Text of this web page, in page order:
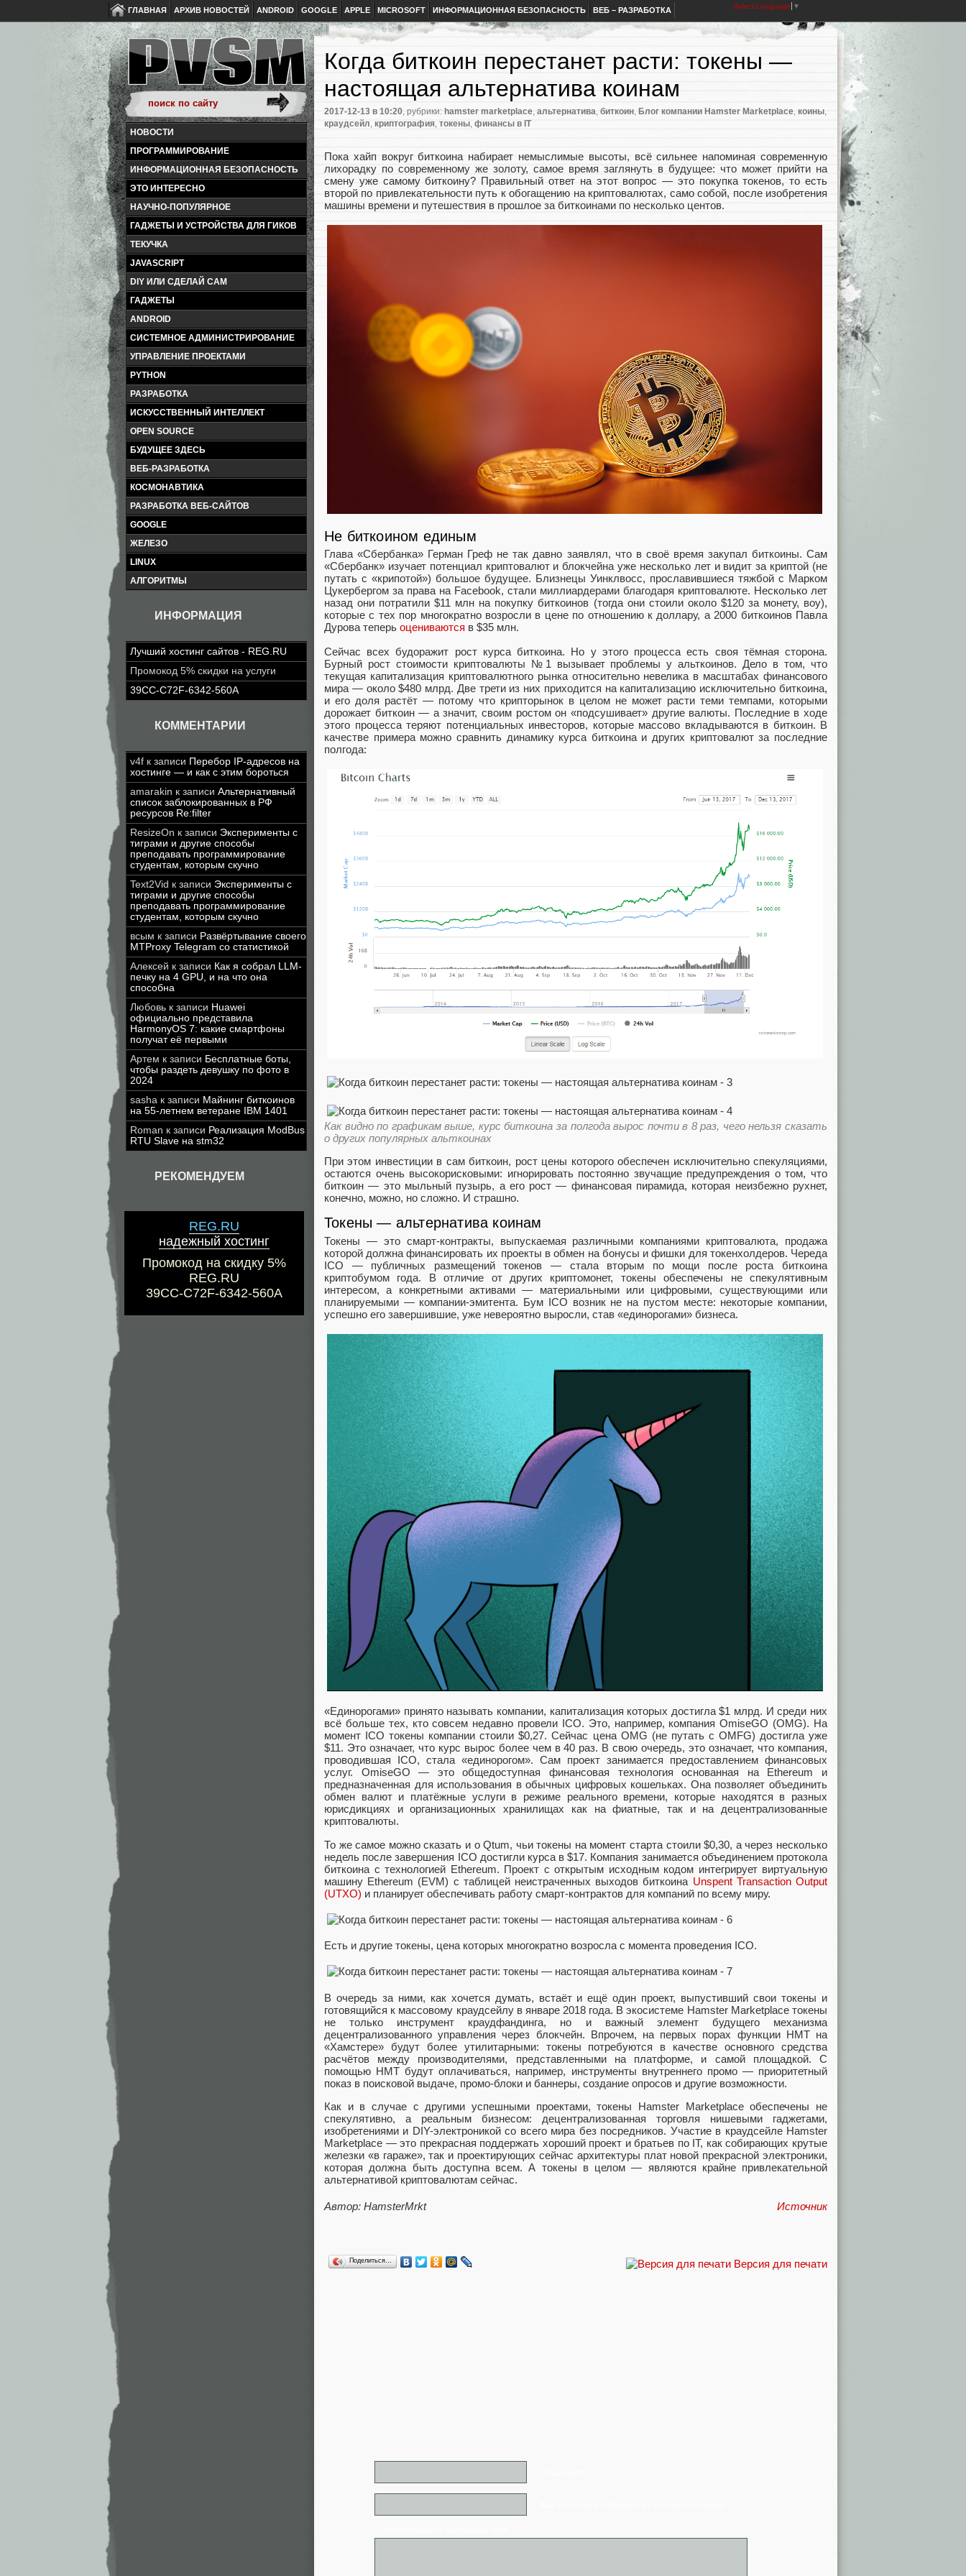
ГЛАВНАЯ АРХИВ НОВОСТЕЙ ANDROID GOOGLE APPLE MICROSOFT ИНФОРМАЦИОННАЯ БЕЗОПАСНОСТЬ ВЕБ – РАЗРАБОТКА Select Language ▼
НОВОСТИ
ПРОГРАММИРОВАНИЕ
ИНФОРМАЦИОННАЯ БЕЗОПАСНОСТЬ
ЭТО ИНТЕРЕСНО
НАУЧНО-ПОПУЛЯРНОЕ
ГАДЖЕТЫ И УСТРОЙСТВА ДЛЯ ГИКОВ
ТЕКУЧКА
JAVASCRIPT
DIY ИЛИ СДЕЛАЙ САМ
ГАДЖЕТЫ
ANDROID
СИСТЕМНОЕ АДМИНИСТРИРОВАНИЕ
УПРАВЛЕНИЕ ПРОЕКТАМИ
PYTHON
РАЗРАБОТКА
ИСКУССТВЕННЫЙ ИНТЕЛЛЕКТ
OPEN SOURCE
БУДУЩЕЕ ЗДЕСЬ
ВЕБ-РАЗРАБОТКА
КОСМОНАВТИКА
РАЗРАБОТКА ВЕБ-САЙТОВ
GOOGLE
ЖЕЛЕЗО
LINUX
АЛГОРИТМЫ
ИНФОРМАЦИЯ
Лучший хостинг сайтов - REG.RU
Промокод 5% скидки на услуги
39CC-C72F-6342-560A
КОММЕНТАРИИ
v4f к записи Перебор IP-адресов на
хостинге — и как с этим бороться
amarakin к записи Альтернативный
список заблокированных в РФ
ресурсов Re:filter
ResizeOn к записи Эксперименты с
тиграми и другие способы
преподавать программирование
студентам, которым скучно
Text2Vid к записи Эксперименты с
тиграми и другие способы
преподавать программирование
студентам, которым скучно
всым к записи Развёртывание своего
MTProxy Telegram со статистикой
Алексей к записи Как я собрал LLM-
печку на 4 GPU, и на что она
способна
Любовь к записи Huawei
официально представила
HarmonyOS 7: какие смартфоны
получат её первыми
Артем к записи Бесплатные боты,
чтобы раздеть девушку по фото в
2024
sasha к записи Майнинг биткоинов
на 55-летнем ветеране IBM 1401
Roman к записи Реализация ModBus
RTU Slave на stm32
РЕКОМЕНДУЕМ
REG.RU
надежный хостинг
Промокод на скидку 5%
REG.RU
39CC-C72F-6342-560A
Когда биткоин перестанет расти: токены —
настоящая альтернатива коинам
2017-12-13 в 10:20, рубрики: hamster marketplace, альтернатива, биткоин, Блог компании Hamster Marketplace, коины,
краудсейл, криптография, токены, финансы в IT
Пока хайп вокруг биткоина набирает немыслимые высоты, всё сильнее напоминая современную
лихорадку по современному же золоту, самое время заглянуть в будущее: что может прийти на
смену уже самому биткоину? Правильный ответ на этот вопрос — это покупка токенов, то есть
второй по привлекательности путь к обогащению на криптовалютах, само собой, после изобретения
машины времени и путешествия в прошлое за биткоинами по несколько центов.
Не биткоином единым
Глава «Сбербанка» Герман Греф не так давно заявлял, что в своё время закупал биткоины. Сам
«Сбербанк» изучает потенциал криптовалют и блокчейна уже несколько лет и видит за криптой (не
путать с «крипотой») большое будущее. Близнецы Уинклвосс, прославившиеся тяжбой с Марком
Цукербергом за права на Facebook, стали миллиардерами благодаря криптовалюте. Несколько лет
назад они потратили $11 млн на покупку биткоинов (тогда они стоили около $120 за монету, воу),
которые с тех пор многократно возросли в цене по отношению к доллару, а 2000 биткоинов Павла
Дурова теперь оцениваются в $35 млн.
Сейчас всех будоражит рост курса биткоина. Но у этого процесса есть своя тёмная сторона.
Бурный рост стоимости криптовалюты №1 вызывает проблемы у альткоинов. Дело в том, что
текущая капитализация криптовалютного рынка относительно невелика в масштабах финансового
мира — около $480 млрд. Две трети из них приходится на капитализацию исключительно биткоина,
и его доля растёт — потому что крипторынок в целом не может расти теми темпами, которыми
дорожает биткоин — а значит, своим ростом он «подсушивает» другие валюты. Последние в ходе
этого процесса теряют потенциальных инвесторов, которые массово вкладываются в биткоин. В
качестве примера можно сравнить динамику курса биткоина и других криптовалют за последние
полгода:
Как видно по графикам выше, курс биткоина за полгода вырос почти в 8 раз, чего нельзя сказать
о других популярных альткоинах
При этом инвестиции в сам биткоин, рост цены которого обеспечен исключительно спекуляциями,
остаются очень высокорисковыми: игнорировать постоянно звучащие предупреждения о том, что
биткоин — это мыльный пузырь, а его рост — финансовая пирамида, которая неизбежно рухнет,
конечно, можно, но сложно. И страшно.
Токены — альтернатива коинам
Токены — это смарт-контракты, выпускаемая различными компаниями криптовалюта, продажа
которой должна финансировать их проекты в обмен на бонусы и фишки для токенхолдеров. Череда
ICO — публичных размещений токенов — стала вторым по мощи после роста биткоина
криптобумом года. В отличие от других криптомонет, токены обеспечены не спекулятивным
интересом, а конкретными активами — материальными или цифровыми, существующими или
планируемыми — компании-эмитента. Бум ICO возник не на пустом месте: некоторые компании,
успешно его завершившие, уже невероятно выросли, став «единорогами» бизнеса.
«Единорогами» принято называть компании, капитализация которых достигла $1 млрд. И среди них
всё больше тех, кто совсем недавно провели ICO. Это, например, компания OmiseGO (OMG). На
момент ICO токены компании стоили $0,27. Сейчас цена OMG (не путать с OMFG) достигла уже
$11. Это означает, что курс вырос более чем в 40 раз. В свою очередь, это означает, что компания,
проводившая ICO, стала «единорогом». Сам проект занимается предоставлением финансовых
услуг. OmiseGO — это общедоступная финансовая технология основанная на Ethereum и
предназначенная для использования в обычных цифровых кошельках. Она позволяет объединить
обмен валют и платёжные услуги в режиме реального времени, которые находятся в разных
юрисдикциях и организационных хранилищах как на фиатные, так и на децентрализованные
криптовалюты.
То же самое можно сказать и о Qtum, чьи токены на момент старта стоили $0,30, а через несколько
недель после завершения ICO достигли курса в $17. Компания занимается объединением протокола
биткоина с технологией Ethereum. Проект с открытым исходным кодом интегрирует виртуальную
машину Ethereum (EVM) с таблицей неистраченных выходов биткоина Unspent Transaction Output
(UTXO) и планирует обеспечивать работу смарт-контрактов для компаний по всему миру.
Есть и другие токены, цена которых многократно возросла с момента проведения ICO.
В очередь за ними, как хочется думать, встаёт и ещё один проект, выпустивший свои токены и
готовящийся к массовому краудсейлу в январе 2018 года. В экосистеме Hamster Marketplace токены
не только инструмент краудфандинга, но и важный элемент будущего механизма
децентрализованного управления через блокчейн. Впрочем, на первых порах функции HMT на
«Хамстере» будут более утилитарными: токены потребуются в качестве основного средства
расчётов между производителями, представленными на платформе, и самой площадкой. С
помощью HMT будут оплачиваться, например, инструменты внутреннего промо — приоритетный
показ в поисковой выдаче, промо-блоки и баннеры, создание опросов и другие возможности.
Как и в случае с другими успешными проектами, токены Hamster Marketplace обеспечены не
спекулятивно, а реальным бизнесом: децентрализованная торговля нишевыми гаджетами,
изобретениями и DIY-электроникой со всего мира без посредников. Участие в краудсейле Hamster
Marketplace — это прекрасная поддержать хороший проект и братьев по IT, как собирающих крутые
железки «в гараже», так и проектирующих сейчас архитектуры плат новой прекрасной электроники,
которая должна быть доступна всем. А токены в целом — являются крайне привлекательной
альтернативой криптовалютам сейчас.
Автор: HamsterMrkt Источник
Версия для печати
Поделиться…